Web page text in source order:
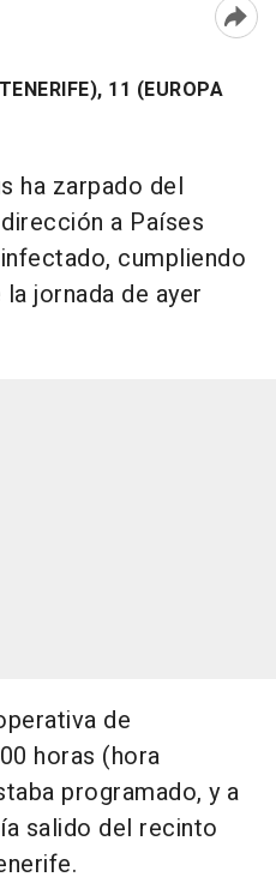
11 (EUROPA
ha zarpado del
a Países
cumpliendo
jornada de ayer
de
horas (hora
programado, y a
salido del recinto